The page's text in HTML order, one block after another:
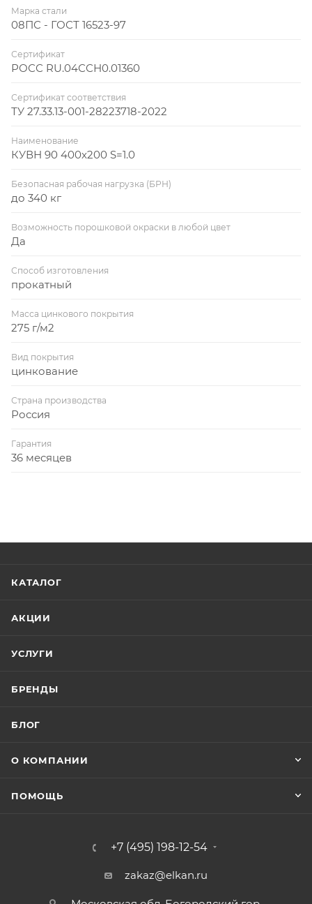
Марка стали
08ПС - ГОСТ 16523-97
Сертификат
РОСС RU.04ССН0.01360
Сертификат соответствия
ТУ 27.33.13-001-28223718-2022
Наименование
КУВН 90 400x200 S=1.0
Безопасная рабочая нагрузка (БРН)
до 340 кг
Возможность порошковой окраски в любой цвет
Да
Способ изготовления
прокатный
Масса цинкового покрытия
275 г/м2
Вид покрытия
цинкование
Страна производства
Россия
Гарантия
36 месяцев
КАТАЛОГ
АКЦИИ
УСЛУГИ
БРЕНДЫ
БЛОГ
О КОМПАНИИ
ПОМОЩЬ
+7 (495) 198-12-54
zakaz@elkan.ru